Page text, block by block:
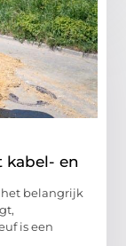
kabel- en
belangrijk
is een